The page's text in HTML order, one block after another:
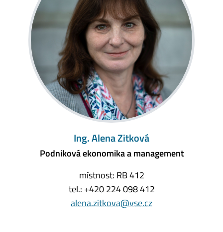
Ing. Alena Zitková
Podniková ekonomika a management
místnost: RB 412
tel.: +420 224 098 412
alena.zitkova@vse.cz